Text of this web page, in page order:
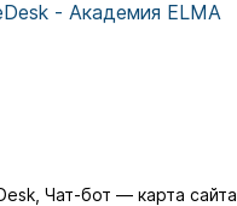
- Академия ELMA
Чат-бот — карта сайта